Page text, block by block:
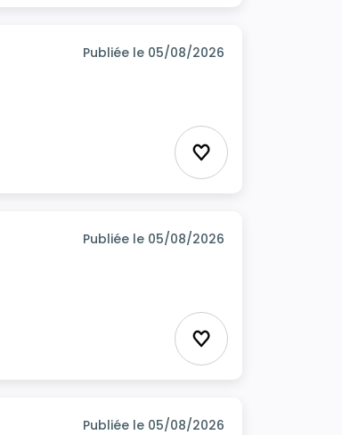
Publiée le 05/08/2026
Ajouter aux
Publiée le 05/08/2026
Ajouter aux
Publiée le 05/08/2026